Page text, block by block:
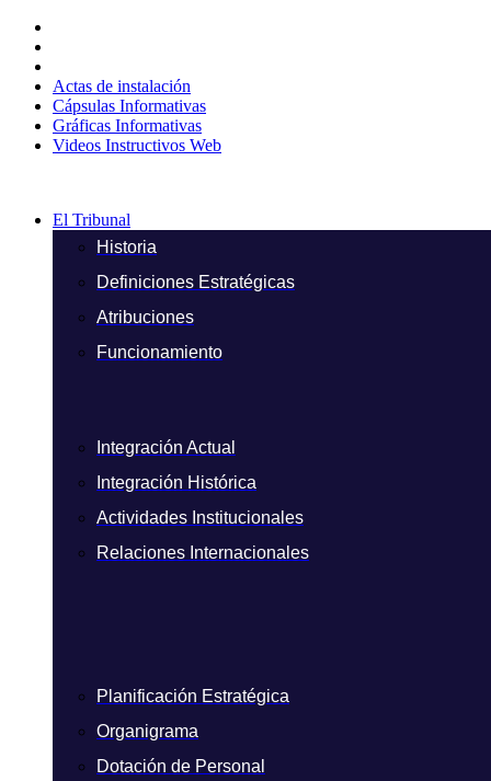
contenido
Actas de instalación
Cápsulas Informativas
Gráficas Informativas
Videos Instructivos Web
El Tribunal
Historia
Definiciones Estratégicas
Atribuciones
Funcionamiento
Integración Actual
Integración Histórica
Actividades Institucionales
Relaciones Internacionales
Planificación Estratégica
Organigrama
Dotación de Personal